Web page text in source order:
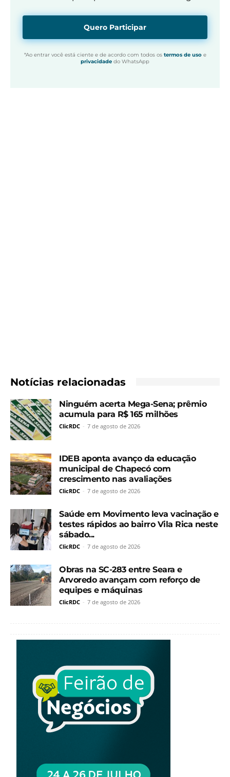
Quero Participar
*Ao entrar você está ciente e de acordo com todos os termos de usoe
privacidade do WhatsApp
Notícias relacionadas
Ninguém acerta Mega-Sena; prêmio
acumula para R$ 165 milhões
ClicRDC - 7 de agosto de 2026
IDEB aponta avanço da educação
municipal de Chapecó com
crescimento nas avaliações
ClicRDC - 7 de agosto de 2026
Saúde em Movimento leva vacinação e
testes rápidos ao bairro Vila Rica neste
sábado...
ClicRDC - 7 de agosto de 2026
Obras na SC-283 entre Seara e
Arvoredo avançam com reforço de
equipes e máquinas
ClicRDC - 7 de agosto de 2026